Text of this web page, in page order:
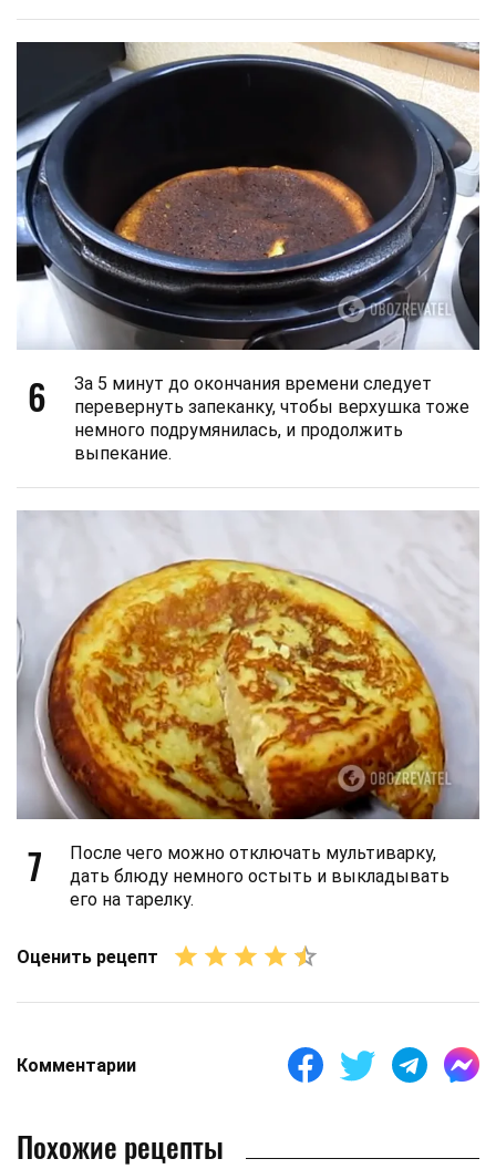
6
За 5 минут до окончания времени следует
перевернуть запеканку, чтобы верхушка тоже
немного подрумянилась, и продолжить
выпекание.
7
После чего можно отключать мультиварку,
дать блюду немного остыть и выкладывать
его на тарелку.
Оценить рецепт
Комментарии
Похожие рецепты